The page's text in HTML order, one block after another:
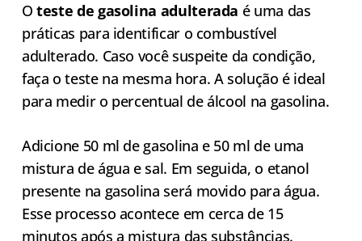
Oteste de gasolina adulterada é uma das
práticas para identificar o combustível
adulterado. Caso você suspeite da condição,
faça o teste na mesma hora. A solução é ideal
para medir o percentual de álcool na gasolina.
Adicione 50 ml de gasolina e 50 ml de uma
mistura de água e sal. Em seguida, o etanol
presente na gasolina será movido para água.
Esse processo acontece em cerca de 15
minutos após a mistura das substâncias.